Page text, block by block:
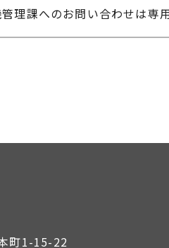
理課へのお問い合わせは専
町1-15-22